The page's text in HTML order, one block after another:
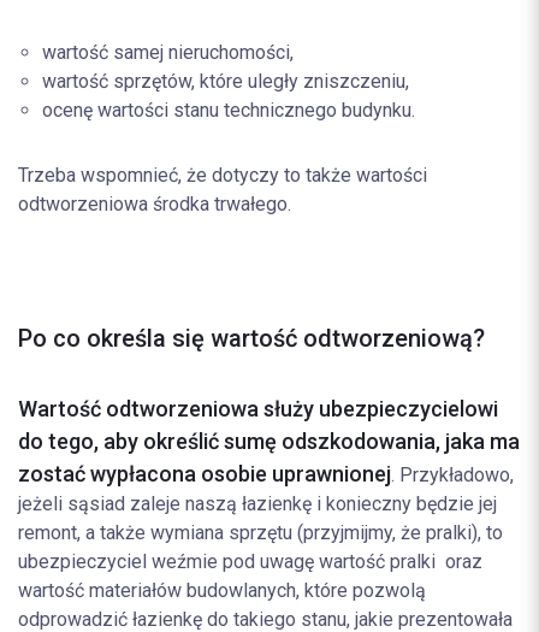
wartość samej nieruchomości,
wartość sprzętów, które uległy zniszczeniu,
ocenę wartości stanu technicznego budynku.
Trzeba wspomnieć, że dotyczy to także wartości
odtworzeniowa środka trwałego.
Po co określa się wartość odtworzeniową?
Wartość odtworzeniowa służy ubezpieczycielowi
do tego, aby określić sumę odszkodowania, jaka ma
zostać wypłacona osobie uprawnionej. Przykładowo,
jeżeli sąsiad zaleje naszą łazienkę i konieczny będzie jej
remont, a także wymiana sprzętu (przyjmijmy, że pralki), to
ubezpieczyciel weźmie pod uwagę wartość pralki oraz
wartość materiałów budowlanych, które pozwolą
odprowadzić łazienkę do takiego stanu, jakie prezentowała